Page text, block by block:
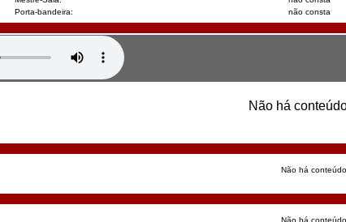
Porta-bandeira:
não consta
Não há
Não há
Não há